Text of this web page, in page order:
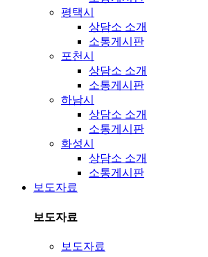
평택시
상담소 소개
소통게시판
포천시
상담소 소개
소통게시판
하남시
상담소 소개
소통게시판
화성시
상담소 소개
소통게시판
보도자료
보도자료
보도자료